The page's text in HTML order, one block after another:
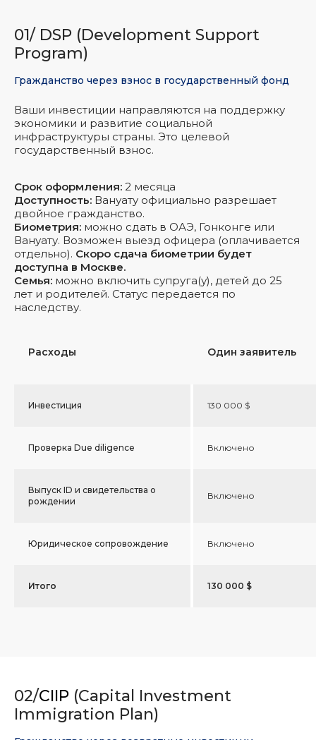
01/ DSP (Development Support
Program)
Гражданство через взнос в государственный фонд
Ваши инвестиции направляются на поддержку
экономики и развитие социальной
инфраструктуры страны. Это целевой
государственный взнос.
Срок оформления: 2 месяца
Доступность: Вануату официально разрешает
двойное гражданство.
Биометрия: можно сдать в ОАЭ, Гонконге или
Вануату. Возможен выезд офицера (оплачивается
отдельно). Скоро сдача биометрии будет
доступна в Москве.
Семья: можно включить супруга(у), детей до 25
лет и родителей. Статус передается по
наследству.
Расходы Один заявитель
Инвестиция 130 000 $
Проверка Due diligence Включено
Выпуск ID и свидетельства о
рождении
Включено
Юридическое сопровождение Включено
Итого 130 000 $
02/CIIP (Capital Investment
Immigration Plan)